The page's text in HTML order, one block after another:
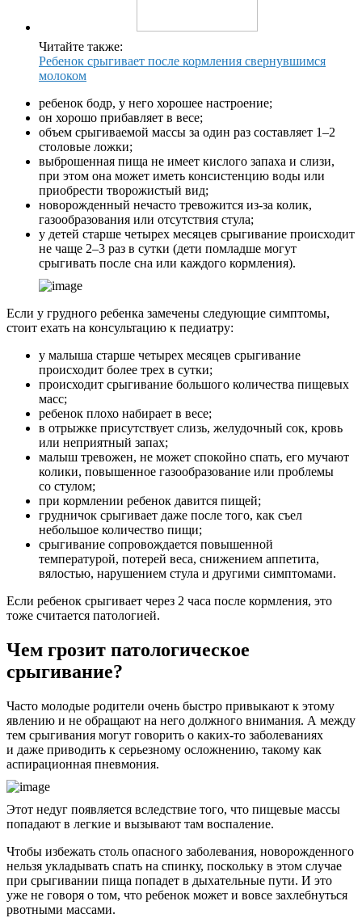
Читайте также:
Ребенок срыгивает после кормления свернувшимся
молоком
ребенок бодр, у него хорошее настроение;
он хорошо прибавляет в весе;
объем срыгиваемой массы за один раз составляет 1–2
столовые ложки;
выброшенная пища не имеет кислого запаха и слизи,
при этом она может иметь консистенцию воды или
приобрести творожистый вид;
новорожденный нечасто тревожится из-за колик,
газообразования или отсутствия стула;
у детей старше четырех месяцев срыгивание происходит
не чаще 2–3 раз в сутки (дети помладше могут
срыгивать после сна или каждого кормления).
Если у грудного ребенка замечены следующие симптомы,
стоит ехать на консультацию к педиатру:
у малыша старше четырех месяцев срыгивание
происходит более трех в сутки;
происходит срыгивание большого количества пищевых
масс;
ребенок плохо набирает в весе;
в отрыжке присутствует слизь, желудочный сок, кровь
или неприятный запах;
малыш тревожен, не может спокойно спать, его мучают
колики, повышенное газообразование или проблемы
со стулом;
при кормлении ребенок давится пищей;
грудничок срыгивает даже после того, как съел
небольшое количество пищи;
срыгивание сопровождается повышенной
температурой, потерей веса, снижением аппетита,
вялостью, нарушением стула и другими симптомами.
Если ребенок срыгивает через 2 часа после кормления, это
тоже считается патологией.
Чем грозит патологическое
срыгивание?
Часто молодые родители очень быстро привыкают к этому
явлению и не обращают на него должного внимания. А между
тем срыгивания могут говорить о каких-то заболеваниях
и даже приводить к серьезному осложнению, такому как
аспирационная пневмония.
Этот недуг появляется вследствие того, что пищевые массы
попадают в легкие и вызывают там воспаление.
Чтобы избежать столь опасного заболевания, новорожденного
нельзя укладывать спать на спинку, поскольку в этом случае
при срыгивании пища попадет в дыхательные пути. И это
уже не говоря о том, что ребенок может и вовсе захлебнуться
рвотными массами.